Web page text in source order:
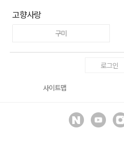
고향사랑
구미
로그인
사이트맵